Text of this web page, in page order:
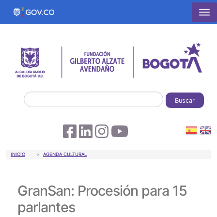
Pasar al contenido principal
Buscar
Sobrescribir enlaces de ayuda a la
INICIO AGENDA CULTURAL
GranSan: Procesión para 15
parlantes